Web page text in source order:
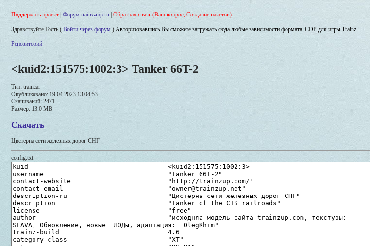
Поддержать проект Форум trainz-mp.ru Обратная связь (Ваш вопрос, Создание пакетов)
Здравствуйте Гость ( Войти через форум ) Авторизовавшись Вы сможете загружать сюда любые зависимости формата .CDP для игры Trainz
Репозиторий
<kuid2:151575:1002:3> Tanker 66T-2
Тип: traincar
Опубликовано: 19.04.2023 13:04:53
Скачиваний: 2471
Размер: 13.0 MB
Скачать
Цистерна сети железных дорог СНГ
config.txt: